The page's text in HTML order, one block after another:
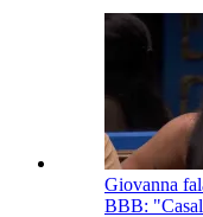
Giovanna
BBB: